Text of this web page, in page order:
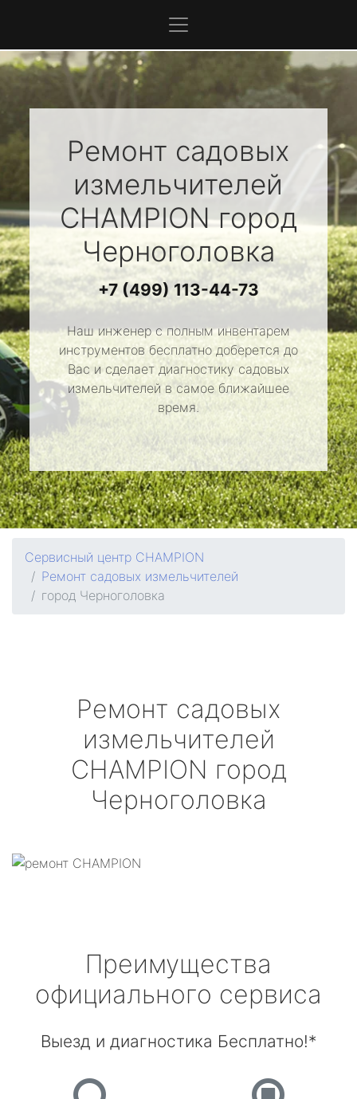
Ремонт садовых
измельчителей
CHAMPIONгород
Черноголовка
+7 (499) 113-44-73
Наш инженер с полным инвентарем
инструментов бесплатно доберется до
Вас и сделает диагностику садовых
измельчителей в самое ближайшее
время.
Сервисный центр CHAMPION
Ремонт садовых измельчителей
город Черноголовка
Ремонт садовых
измельчителей
CHAMPION город
Черноголовка
Преимущества
официального сервиса
Выезд и диагностика Бесплатно!*